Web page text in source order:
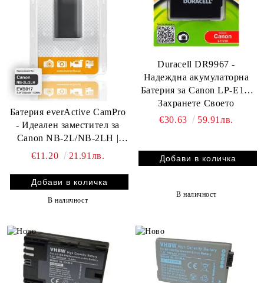
Батерия everActive CamPro
- Идеален заместител за
Canon NB-2L/NB-2LH |
BATERIIKI.COM
€11.20 21.91лв.
В наличност
Duracell DR9967 -
Надеждна акумулаторна
Батерия за Canon LP-E10:
Захранете Своето
Творчество
€30.63 59.91лв.
В наличност